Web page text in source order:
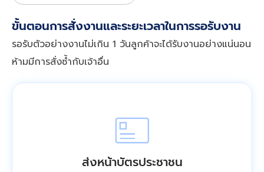
ขั้นตอนการสั่งงานและระยะเวลาในการรอรับงาน
รอรับตัวอย่างงานไม่เกิน 1 วันลูกค้าจะได้รับงานอย่างแน่นอน
ห้ามมีการสั่งซ้ำกับเจ้าอื่น
ส่งหน้าบัตรประชาชน